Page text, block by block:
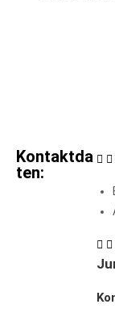
Kontaktda
ten: